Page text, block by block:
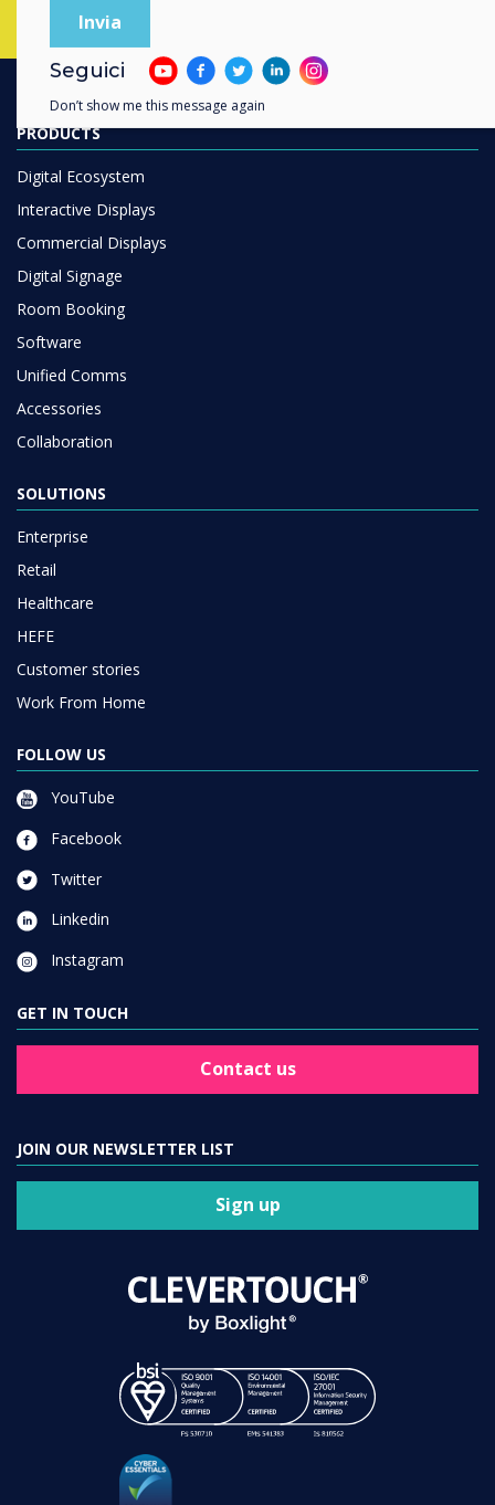
PRODUCTS
Digital Ecosystem
Interactive Displays
Commercial Displays
Digital Signage
Room Booking
Software
Unified Comms
Accessories
Collaboration
SOLUTIONS
Enterprise
Retail
Healthcare
HEFE
Customer stories
Work From Home
FOLLOW US
YouTube
Facebook
Twitter
Linkedin
Instagram
GET IN TOUCH
Contact us
JOIN OUR NEWSLETTER LIST
Sign up
Seguici
Don’t show me this message again